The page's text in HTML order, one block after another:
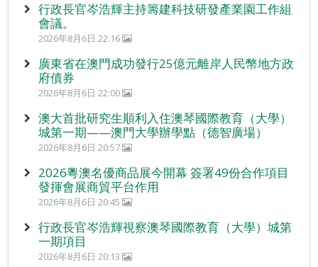
行政長官岑浩輝主持籌建科技研發產業園工作組
會議。
2026年8月6日 22:16
廣東省在澳門成功發行25億元離岸人民幣地方政
府債券
2026年8月6日 22:00
澳大首批研究生順利入住澳琴國際教育（大學）
城第一期——澳門大學辦學點（德智廣場）
2026年8月6日 20:57
2026粵澳名優商品展今開幕 簽署49份合作項目
發揮會展商貿平台作用
2026年8月6日 20:45
行政長官岑浩輝視察澳琴國際教育（大學）城第
一期項目
2026年8月6日 20:13